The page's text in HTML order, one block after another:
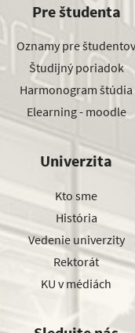
Pre študenta
Oznamy pre študentov
Študijný poriadok
Harmonogram štúdia
Elearning - moodle
Univerzita
Kto sme
História
Vedenie univerzity
Rektorát
KU v médiách